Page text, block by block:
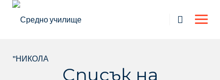
Skip
Списък на